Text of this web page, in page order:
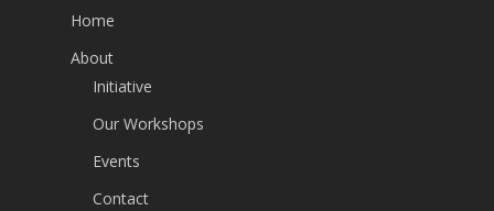
Home
About
Initiative
Our Workshops
Events
Contact